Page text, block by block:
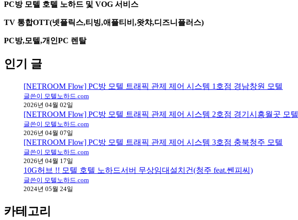
PC방 모텔 호텔 노하드 및 VOG 서비스
TV 통합OTT(넷플릭스,티빙,애플티비,왓챠,디즈니플러스)
PC방,모텔,개인PC 렌탈
인기 글
[NETROOM Flow] PC방 모텔 트래픽 관제 제어 시스템 1호점 경남창원 모텔
글쓴이 모텔노하드.com
2026년 04월 02일
[NETROOM Flow] PC방 모텔 트래픽 관제 제어 시스템 2호점 경기시흥월곳 모텔
글쓴이 모텔노하드.com
2026년 04월 07일
[NETROOM Flow] PC방 모텔 트래픽 관제 제어 시스템 3호점 충북청주 모텔
글쓴이 모텔노하드.com
2026년 04월 17일
10G허브 !! 모텔 호텔 노하드서버 무상임대설치건(청주 feat.쎈피씨)
글쓴이 모텔노하드.com
2024년 05월 24일
카테고리